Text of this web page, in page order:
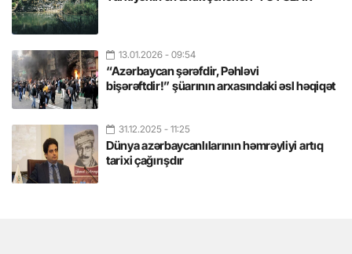
13.01.2026 - 09:54
“Azərbaycan şərəfdir, Pəhləvi
bişərəftdir!” şüarının arxasındaki əsl həqiqət
31.12.2025 - 11:25
Dünya azərbaycanlılarının həmrəyliyi artıq
tarixi çağırışdır